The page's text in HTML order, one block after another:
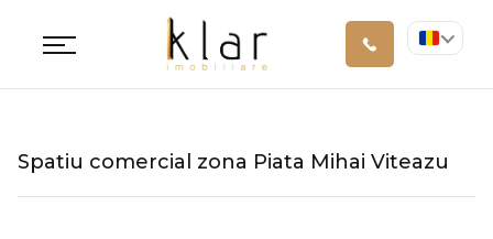
Spatiu comercial zona Piata Mihai Viteazu